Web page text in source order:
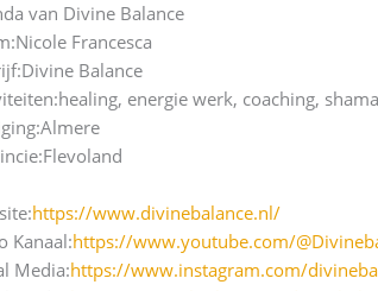
van Divine Balance
Nicole Francesca
Divine Balance
healing, energie werk, coaching,
Almere
Flevoland
https://www.divinebalance.nl/
Kanaal:https://www.youtube.com/
Media:https://www.instagram.com/